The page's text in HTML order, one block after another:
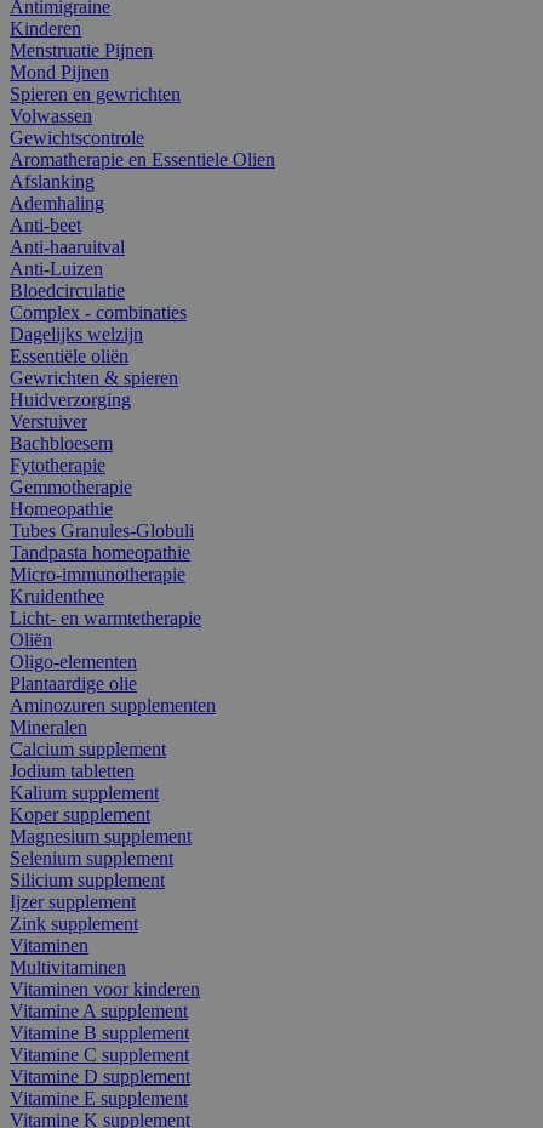
Antimigraine
Kinderen
Menstruatie Pijnen
Mond Pijnen
Spieren en gewrichten
Volwassen
Gewichtscontrole
Aromatherapie en Essentiele Olien
Afslanking
Ademhaling
Anti-beet
Anti-haaruitval
Anti-Luizen
Bloedcirculatie
Complex - combinaties
Dagelijks welzijn
Essentiële oliën
Gewrichten & spieren
Huidverzorging
Verstuiver
Bachbloesem
Fytotherapie
Gemmotherapie
Homeopathie
Tubes Granules-Globuli
Tandpasta homeopathie
Micro-immunotherapie
Kruidenthee
Licht- en warmtetherapie
Oliën
Oligo-elementen
Plantaardige olie
Aminozuren supplementen
Mineralen
Calcium supplement
Jodium tabletten
Kalium supplement
Koper supplement
Magnesium supplement
Selenium supplement
Silicium supplement
Ijzer supplement
Zink supplement
Vitaminen
Multivitaminen
Vitaminen voor kinderen
Vitamine A supplement
Vitamine B supplement
Vitamine C supplement
Vitamine D supplement
Vitamine E supplement
Vitamine K supplement